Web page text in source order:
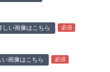
しい画像はこちら
い画像はこちら